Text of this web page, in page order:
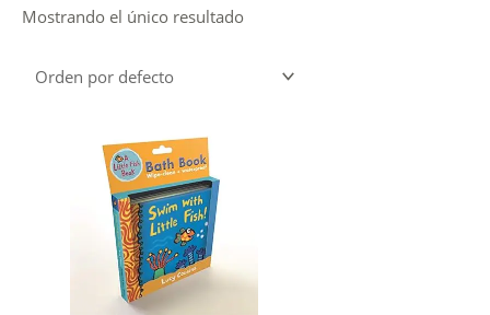
Mostrando el único resultado